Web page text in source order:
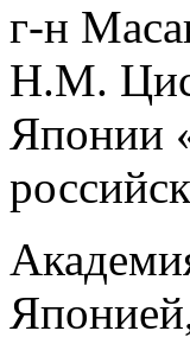
г-н
Н.М.
Японии